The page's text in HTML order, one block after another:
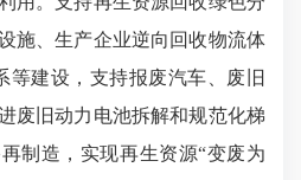
施、生产企业逆向回收物流体
等建设，支持报废汽车、废旧
废旧动力电池拆解和规范化梯
制造，实现再生资源“变废为